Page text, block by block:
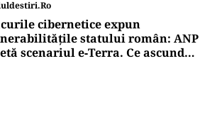
secțiunea Zimbor–Poarta
intră în recepție de luni. Ce